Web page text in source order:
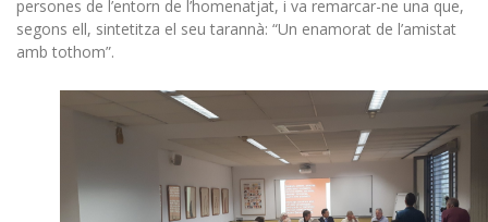
persones de l’entorn de l’homenatjat, i va remarcar-ne una que,
segons ell, sintetitza el seu tarannà: “Un enamorat de l’amistat
amb tothom”.